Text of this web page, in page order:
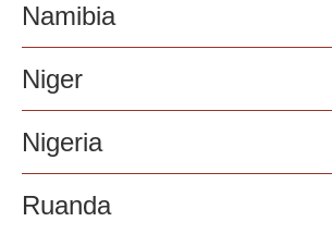
Namibia
Niger
Nigeria
Ruanda